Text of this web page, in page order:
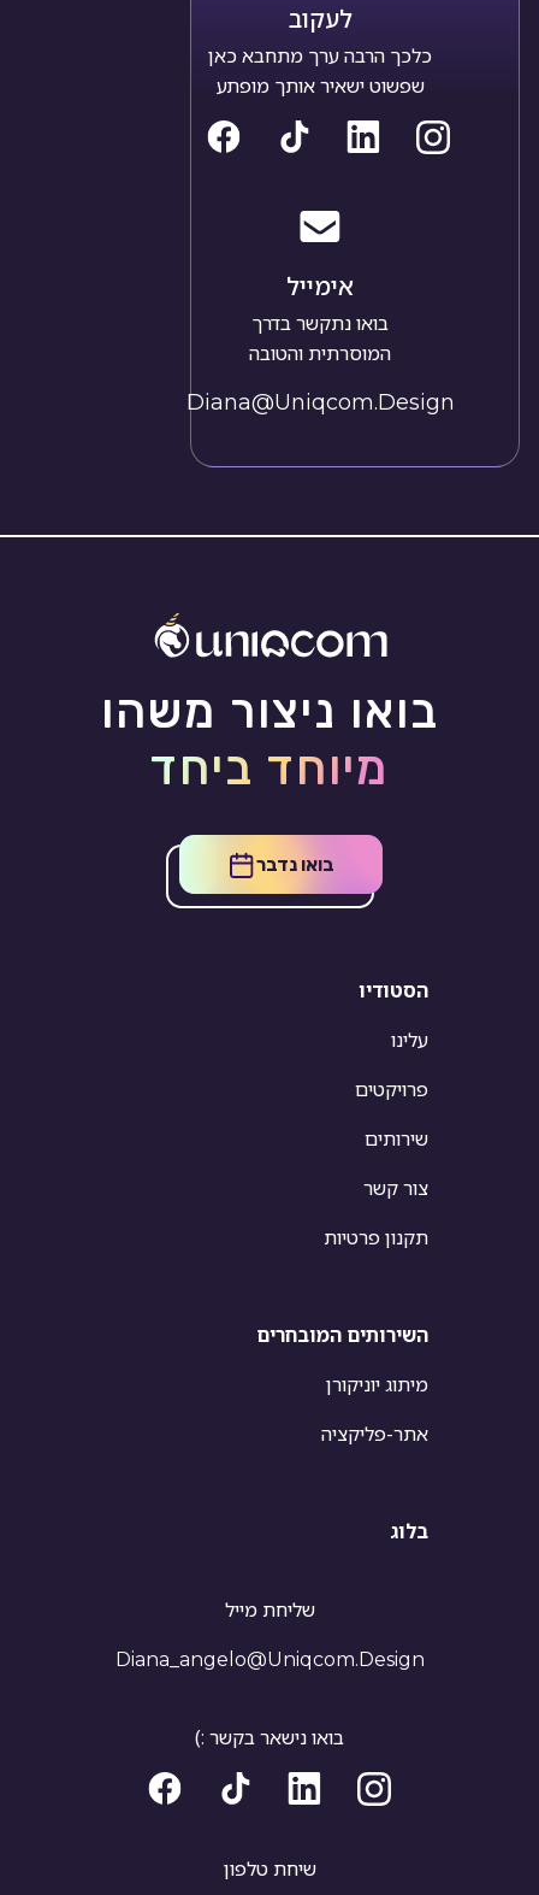
לעקוב
כלכך הרבה ערך מתחבא כאן
שפשוט ישאיר אותך מופתע
אימייל
בואו נתקשר בדרך
המוסרתית והטובה
Diana@uniqcom.design
בואו ניצור משהו
מיוחד ביחד
בואו נדבר
הסטודיו
עלינו
פרויקטים
שירותים
צור קשר
תקנון פרטיות
השירותים המובחרים
מיתוג יוניקורן
אתר-פליקציה
בלוג
שליחת מייל
Diana_angelo@uniqcom.design
בואו נישאר בקשר :)
שיחת טלפון